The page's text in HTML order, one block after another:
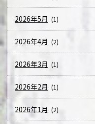
2026年5月 (1)
2026年4月 (2)
2026年3月 (1)
2026年2月 (1)
2026年1月 (2)